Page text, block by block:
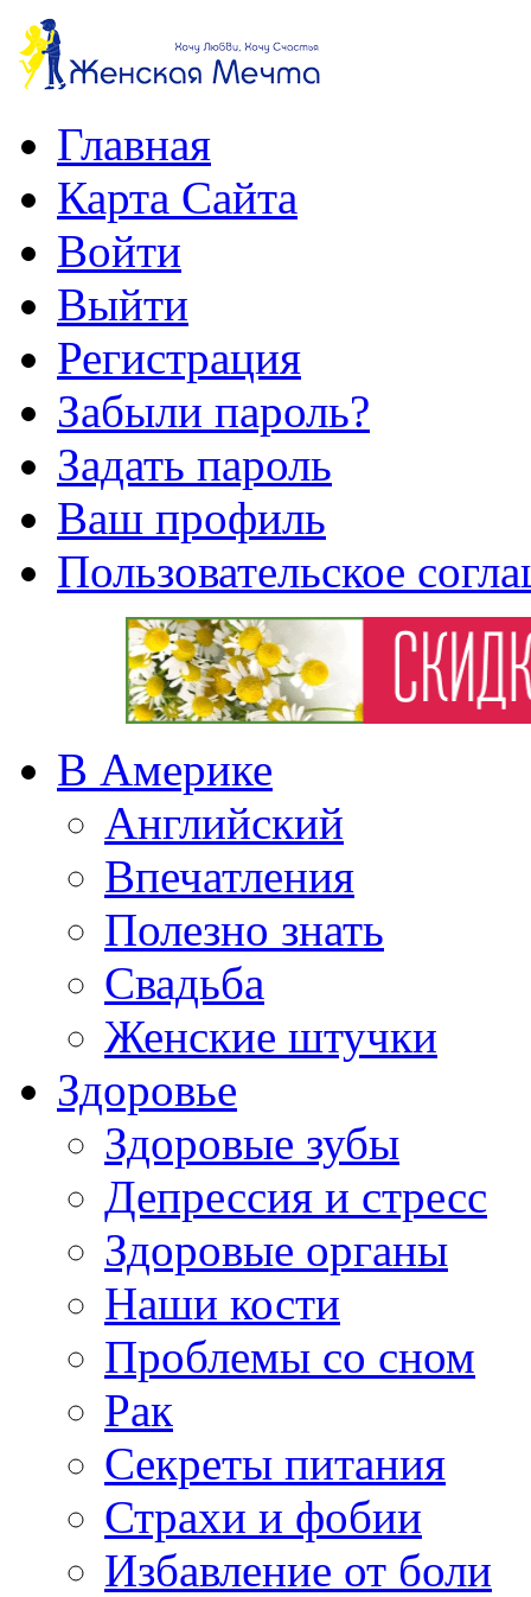
Главная
Карта Сайта
Войти
Выйти
Регистрация
Забыли пароль?
Задать пароль
Ваш профиль
Пользовательское
В Америке
Английский
Впечатления
Полезно знать
Свадьба
Женские штучки
Здоровье
Здоровые зубы
Депрессия и стресс
Здоровые органы
Наши кости
Проблемы со сном
Рак
Секреты питания
Страхи и фобии
Избавление от боли